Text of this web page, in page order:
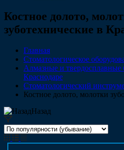
Костное долото,
зуботехнические в
Главная
Стоматологическое
Алмазные и
Краснодаре
Стоматологический
Костное долото, молотки
Назад